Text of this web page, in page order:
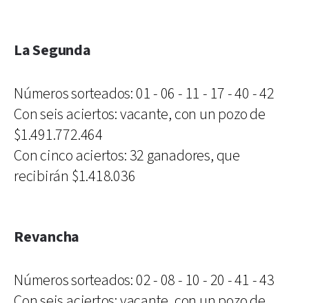
La Segunda
Números sorteados: 01 - 06 - 11 - 17 - 40 - 42
Con seis aciertos: vacante, con un pozo de
$1.491.772.464
Con cinco aciertos: 32 ganadores, que
recibirán $1.418.036
Revancha
Números sorteados: 02 - 08 - 10 - 20 - 41 - 43